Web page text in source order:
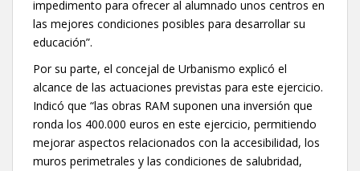
impedimento para ofrecer al alumnado unos centros en
las mejores condiciones posibles para desarrollar su
educación”.
Por su parte, el concejal de Urbanismo explicó el
alcance de las actuaciones previstas para este ejercicio.
Indicó que “las obras RAM suponen una inversión que
ronda los 400.000 euros en este ejercicio, permitiendo
mejorar aspectos relacionados con la accesibilidad, los
muros perimetrales y las condiciones de salubridad,